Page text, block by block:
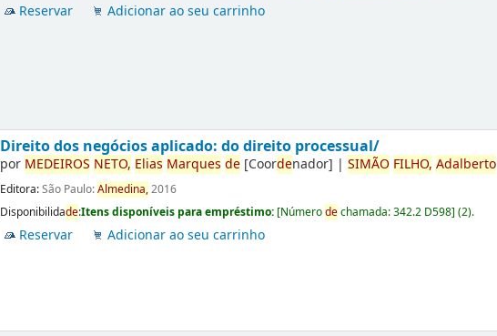
Reservar Adicionar ao seu carrinho
Direito dos negócios aplicado: do direito processual/
por MEDEIROS NETO, Elias Marques de [Coordenador] |SIMÃO FILHO, Adalberto
Editora:São Paulo:Almedina,2016
Disponibilidade:Itens disponíveis para empréstimo: [Númerodechamada:342.2 D598](2).
Reservar Adicionar ao seu carrinho